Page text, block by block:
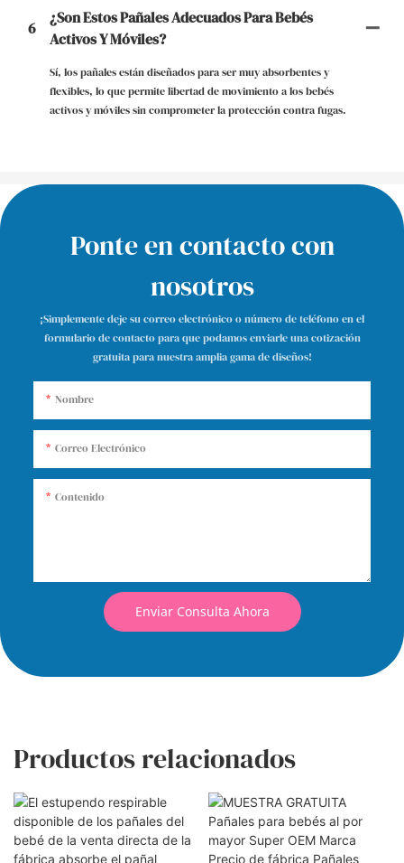
6
¿Son Estos Pañales Adecuados Para Bebés
Activos Y Móviles?
Sí, los pañales están diseñados para ser muy absorbentes y
flexibles, lo que permite libertad de movimiento a los bebés
activos y móviles sin comprometer la protección contra fugas.
Ponte en contacto con
nosotros
¡Simplemente deje su correo electrónico o número de teléfono en el
formulario de contacto para que podamos enviarle una cotización
gratuita para nuestra amplia gama de diseños!
Nombre
Correo Electrónico
Contenido
Enviar Consulta Ahora
Productos relacionados